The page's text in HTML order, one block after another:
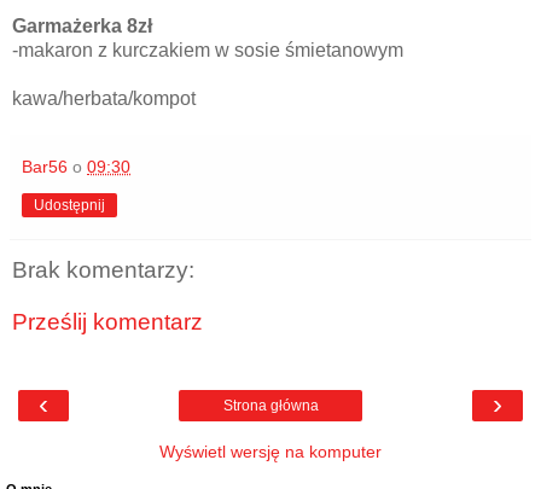
Garmażerka 8zł
-makaron z kurczakiem w sosie śmietanowym
kawa/herbata/kompot
Bar56 o 09:30
Udostępnij
Brak komentarzy:
Prześlij komentarz
‹ ›
Strona główna
Wyświetl wersję na komputer